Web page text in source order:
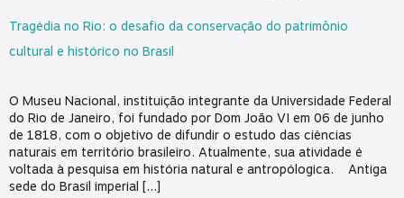
Tragédia no Rio: o desafio da conservação do patrimônio
cultural e histórico no Brasil
O Museu Nacional, instituição integrante da Universidade Federal
do Rio de Janeiro, foi fundado por Dom João VI em 06 de junho
de 1818, com o objetivo de difundir o estudo das ciências
naturais em território brasileiro. Atualmente, sua atividade é
voltada à pesquisa em história natural e antropólogica. Antiga
sede do Brasil imperial […]